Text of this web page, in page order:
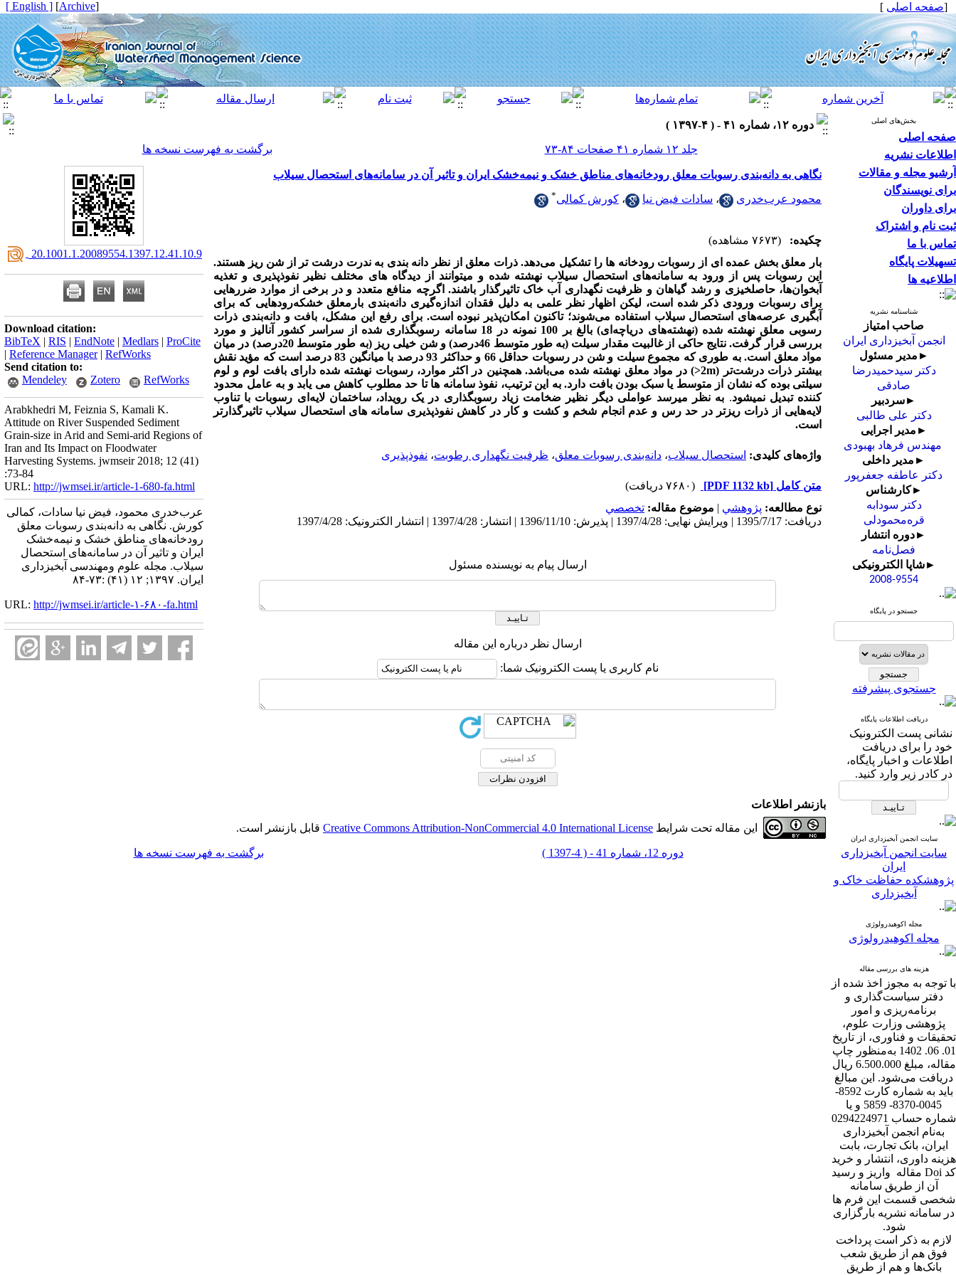
[صفحه اصلی ]
[
Archive
]
[ English ]
بخش‌های اصلی
صفحه اصلی
اطلاعات نشریه
آرشیو مجله و مقالات
برای نویسندگان
برای داوران
ثبت نام و اشتراک
تماس با ما
تسهیلات پایگاه
اطلاعیه ها
شناسنامه نشریه
صاحب امتیاز
انجمن آبخیزداری ایران
►مدیر مسئول
دکتر سیدحمیدرضا
صادقی
►سردبیر
دکتر علی طالبی
►مدیر اجرایی
مهندس فرهاد بهبودی
►مدیر داخلی
دکتر عاطفه جعفرپور
►کارشناس
دکتر سودابه
قره‌محمودلی
►دوره انتشار
فصل‌نامه
►شاپا الکترونیکی
2008-9554
جستجو در پایگاه
جستجوی پیشرفته
دریافت اطلاعات پایگاه
نشانی پست الکترونیک
خود را برای دریافت
اطلاعات و اخبار پایگاه،
در کادر زیر وارد کنید.
سایت انجمن آبخیزداری ایران
سایت انجمن آبخیزداری
ایران
پژوهشکده حفاظت خاک و
آبخیزداری
مجله اکوهیدرولوژی
مجله اکوهیدرولوژی
هزینه های بررسی مقاله
با توجه به مجوز اخذ شده از
دفتر سیاست‌گذاری و
برنامه‌ریزی و امور
پژوهشی وزارت علوم،
تحقیقات و فناوری، از تاریخ
01. 06. 1402 به‌منظور چاپ
مقاله، مبلغ 6.500.000 ریال
دریافت می‌شود. این مبالغ
باید به شماره کارت 8592-
0045-8370- 5859 و یا
شماره حساب 0294224971
به‌نام انجمن آبخیزداری
ایران، بانک تجارت، بابت
هزینه داوری، انتشار و خرید
کد Doi مقاله واریز و رسید
آن از طریق سامانه
شخصی قسمت این فرم ها
در سامانه نشریه بارگزاری
شود.
لازم به ذکر است پرداخت
فوق هم از طریق شعب
بانک‌‌ها و هم از طریق
دوره ۱۲، شماره ۴۱ - ( ۴-۱۳۹۷ )
جلد ۱۲ شماره ۴۱ صفحات ۸۴-۷۳
برگشت به فهرست نسخه ها
نگاهی به دانه‌بندی رسوبات معلق رودخانه‌های مناطق خشک و نیمه‌خشک ایران و تاثیر آن در سامانه‌های استحصال سیلاب
محمود عرب‌خدری ، سادات فیض نیا ، کورش کمالی*
چکیده:
(۷۶۷۳ مشاهده)
بار معلق بخش عمده ­ای از رسوبات رودخانه­ ها راتشکیل می‌دهد. ذرات معلق از نظر دانه ­بندی به ندرت درشت ­تر از شن ریز هستند.
این رسوبات پس از ورود به سامانه‌های استحصال سیلاب نهشته شده و می­توانند از دیدگاه­ های مختلف نظیر نفوذپذیری و تغذیه
آبخوان‌ها، حاصلخیزی و رشد گیاهان و ظرفیت نگهداری آب خاک تاثیرگذار باشند. اگرچه منافع متعدد و در برخی از موارد ضررهایی
برای رسوبات ورودی ذکر شده است، لیکن اظهار نظر علمی به دلیل فقدان اندازه‌گیری دانه‌بندی بارمعلق خشکه‌رودهایی که برای
آبگیری عرصه‌های استحصال سیلاب استفاده می‌شوند؛ تاکنون امکان‌پذیر نبوده است. برای رفع این مشکل، بافت و دانه‌بندی ذرات
رسوبی معلق نهشته شده (نهشته‌های دریاچه‌ای) بالغ بر 100 نمونه در 18 سامانه رسوبگذاری شده از سراسر کشور آنالیز و مورد
بررسی قرار گرفت. نتایج حاکی از غالبیت مقدار سیلت (به طور متوسط 46درصد) و شن خیلی ریز (به طور متوسط 20درصد) در میان
مواد معلق است. به طوری که مجموع سیلت و شن در رسوبات حداقل 66 و حداکثر 93 درصد با میانگین 83 درصد است که مؤید نقش
بیشتر ذرات درشت‌تر (m
2
<) در مواد معلق نهشته شده می‌باشد. همچنین در اکثر موارد، رسوبات نهشته شده دارای بافت لوم و لوم
سیلتی بوده که نشان از متوسط یا سبک بودن بافت دارد. به این ترتیب، نفوذ سامانه ها تا حد مطلوب کاهش می یابد و به عامل محدود
کننده تبدیل نمی­شود. به نظر می­رسد عواملی دیگر نظیر ضخامت زیاد رسوبگذاری در یک رویداد، ساختمان لایه‌ای رسوبات با تناوب
لایه‌هایی از ذرات ریزتر در حد رس و عدم انجام شخم و کشت و کار در کاهش نفوذپذیری سامانه­ های استحصال سیلاب تاثیرگذارتر
است.
واژه‌های کلیدی: استحصال سیلاب، دانه‌بندی رسوبات معلق، ظرفیت نگهداری رطوبت، نفوذ‌پذیری
متن کامل [PDF 1132 kb]
(۷۶۸۰ دریافت)
نوع مطالعه: پژوهشي | موضوع مقاله: تخصصي
دریافت: 1395/7/17 | ویرایش نهایی: 1397/4/28 | پذیرش: 1396/11/10 | انتشار: 1397/4/28 | انتشار الکترونیک: 1397/4/28
ارسال پیام به نویسنده مسئول
ارسال نظر درباره این مقاله
نام کاربری یا پست الکترونیک شما:
‎ 20.1001.1.20089554.1397.12.41.10.9
Download citation:
BibTeX | RIS | EndNote | Medlars | ProCite
| Reference Manager| RefWorks
Send citation to:
Mendeley
Zotero RefWorks
Arabkhedri M, Feiznia S, Kamali K.
Attitude on River Suspended Sediment
Grain-size in Arid and Semi-arid Regions of
Iran and Its Impact on Floodwater
Harvesting Systems. jwmseir 2018; 12 (41)
:73-84
URL: http://jwmsei.ir/article-1-680-fa.html
عرب‌خدری محمود، فیض نیا سادات، کمالی
کورش. نگاهی به دانه‌بندی رسوبات معلق
رودخانه‌های مناطق خشک و نیمه‌خشک
ایران و تاثیر آن در سامانه‌های استحصال
سیلاب. مجله علوم ومهندسی آبخیزداری
ایران. ۱۳۹۷; ۱۲ (۴۱) :۷۳-۸۴
URL: http://jwmsei.ir/article-۱-۶۸۰-fa.html
بازنشر اطلاعات
این مقاله تحت شرایط Creative Commons Attribution-NonCommercial 4.0 International License قابل بازنشر است.
دوره 12، شماره 41 - ( 4-1397 ) برگشت به فهرست نسخه ها